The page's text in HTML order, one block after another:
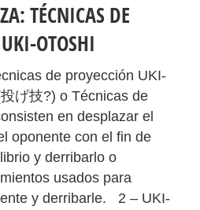
TÉCNICAS DE
OTOSHI
de proyección UKI-
げ技?) o Técnicas de
en desplazar el
oponente con el fin de
y derribarlo o
usados para
y derribarle. 2 – UKI-